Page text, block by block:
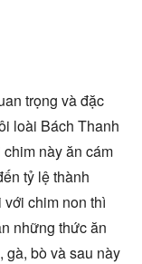
trọng và đặc
loài Bách Thanh
này ăn cám
tỷ lệ thành
chim non thì
những thức ăn
gà, bò và sau này